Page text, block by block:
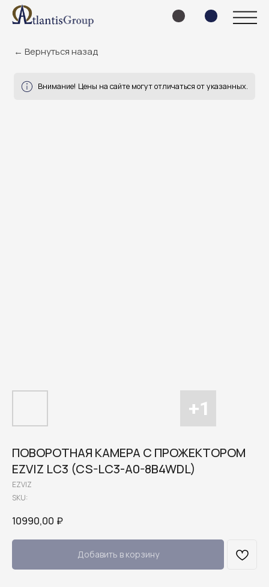
ПОВОРОТНАЯ КАМЕРА С ПРОЖЕКТОРОМ
EZVIZ LC3 (CS-LC3-A0-8B4WDL)
EZVIZ
SKU:
10990,00 ₽
Добавить в корзину